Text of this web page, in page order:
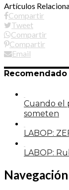
Artículos
Compartir
Tweet
Compartir
Compartir
Email
Recomendado
Cuando el
someten
LABOP:
LABOP: